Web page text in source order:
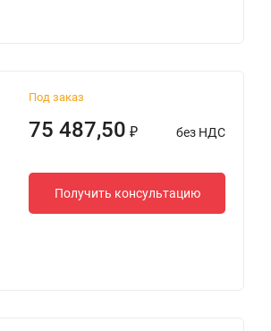
Под заказ
75 487,50 ₽ без НДС
Получить консультацию